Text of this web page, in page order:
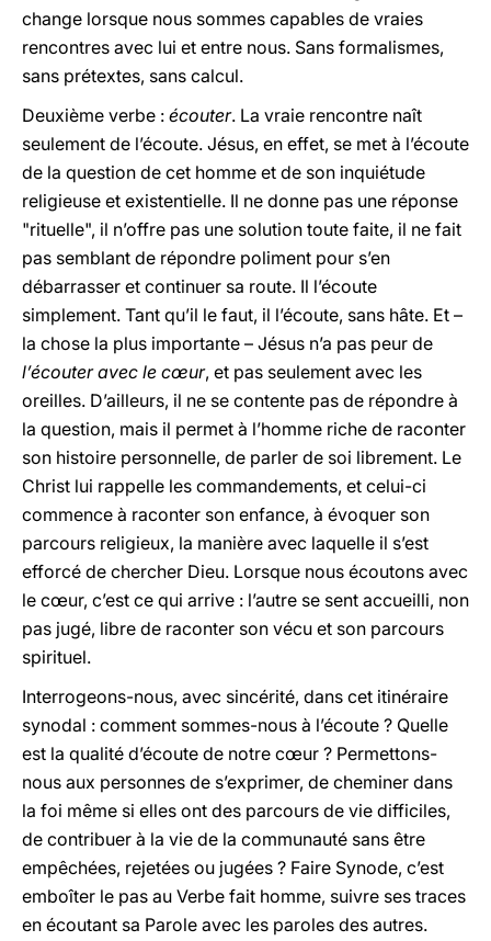
change lorsque nous sommes capables de vraies
rencontres avec lui et entre nous. Sans formalismes,
sans prétextes, sans calcul.
Deuxième verbe : écouter. La vraie rencontre naît
seulement de l’écoute. Jésus, en effet, se met à l’écoute
de la question de cet homme et de son inquiétude
religieuse et existentielle. Il ne donne pas une réponse
"rituelle", il n’offre pas une solution toute faite, il ne fait
pas semblant de répondre poliment pour s’en
débarrasser et continuer sa route. Il l’écoute
simplement. Tant qu’il le faut, il l’écoute, sans hâte. Et –
la chose la plus importante – Jésus n’a pas peur de
l’écouter avec le cœur, et pas seulement avec les
oreilles. D’ailleurs, il ne se contente pas de répondre à
la question, mais il permet à l’homme riche de raconter
son histoire personnelle, de parler de soi librement. Le
Christ lui rappelle les commandements, et celui-ci
commence à raconter son enfance, à évoquer son
parcours religieux, la manière avec laquelle il s’est
efforcé de chercher Dieu. Lorsque nous écoutons avec
le cœur, c’est ce qui arrive : l’autre se sent accueilli, non
pas jugé, libre de raconter son vécu et son parcours
spirituel.
Interrogeons-nous, avec sincérité, dans cet itinéraire
synodal : comment sommes-nous à l’écoute ? Quelle
est la qualité d’écoute de notre cœur ? Permettons-
nous aux personnes de s’exprimer, de cheminer dans
la foi même si elles ont des parcours de vie difficiles,
de contribuer à la vie de la communauté sans être
empêchées, rejetées ou jugées ? Faire Synode, c’est
emboîter le pas au Verbe fait homme, suivre ses traces
en écoutant sa Parole avec les paroles des autres.